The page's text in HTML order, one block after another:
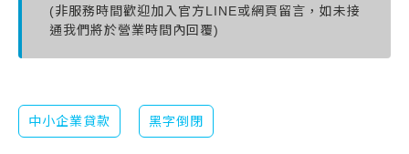
(非服務時間歡迎加入官方LINE或網頁留言，如未接
通我們將於營業時間內回覆)
中小企業貸款 黑字倒閉